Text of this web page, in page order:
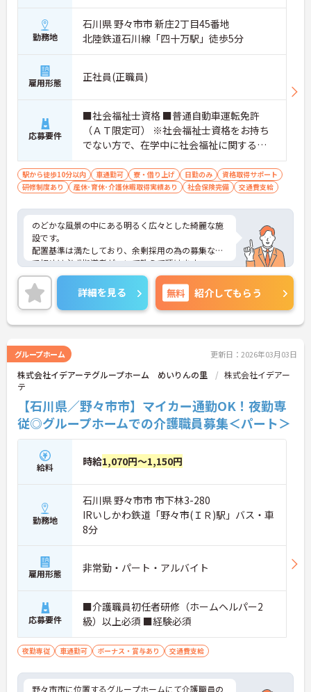
勤務地
石川県 野々市市 新庄2丁目45番地
北陸鉄道石川線「四十万駅」徒歩5分
雇用形態 正社員(正職員)
応募要件
■社会福祉士資格 ■普通自動車運転免許
（ＡＴ限定可） ※社会福祉士資格をお持ち
でない方で、在学中に社会福祉に関する学
科を卒業されている方や社会福祉主事任用
資格をお持ちの方は相談可能です。
駅から徒歩10分以内 車通勤可 寮・借り上げ 日勤のみ
資格取得サポート
研修制度あり
産休･育休･介護休暇取得実績あり 社会保険完備 交通費支給
のどかな風景の中にある明るく広々とした綺麗な施
設です。
配置基準は満たしており、余剰採用の為の募集なの
で初めは必ず指導者がついて教えて頂けます。
また子育て支援には力を入れており、育休取得率は
100％です。またこども園も運営しており、子供を
預けながら働いていらっしゃるスタッフもいます。
少しでもご興味のある方はお気軽にご相談くださ
い。面接対策など詳細をお伝えいたします！
詳細を見る 無料 紹介してもらう
グループホーム 更新日：2026年03月03日
株式会社イデアーテグループホーム めいりんの里
株式会社イデアー
テ
【石川県／野々市市】マイカー通勤OK！夜勤専
従◎グループホームでの介護職員募集＜パート＞
給料 時給1,070円～1,150円
勤務地
石川県 野々市市 市下林3-280
IRいしかわ鉄道「野々市(ＩＲ)駅」バス・車
8分
雇用形態 非常勤・パート・アルバイト
応募要件
■介護職員初任者研修（ホームヘルパー2
級）以上必須 ■経験必須
夜勤専従 車通勤可 ボーナス・賞与あり 交通費支給
野々市市に位置するグループホームにて介護職員の